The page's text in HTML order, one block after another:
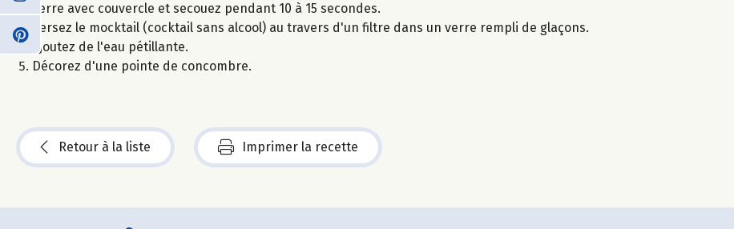
verre avec couvercle et secouez pendant 10 à 15 secondes.
Versez le mocktail (cocktail sans alcool) au travers d'un filtre dans un verre rempli de glaçons.
Ajoutez de l'eau pétillante.
Décorez d'une pointe de concombre.
Retour à la liste Imprimer la recette